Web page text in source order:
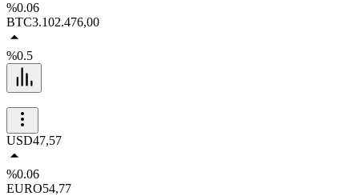
%0.06
BTC3.102.476,00
%0.5
USD47,57
%0.06
EURO54,77